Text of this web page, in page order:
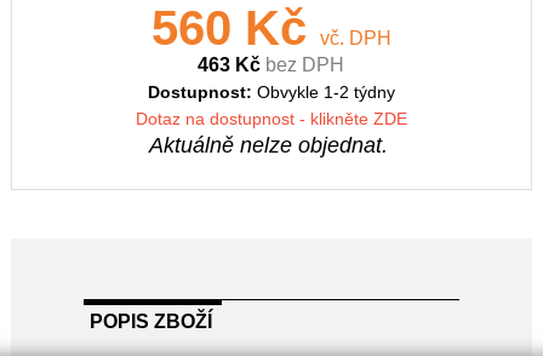
560 Kč
vč. DPH
463 Kč bez DPH
Dostupnost: Obvykle 1-2 týdny
Dotaz na dostupnost - klikněte ZDE
Aktuálně nelze objednat.
POPIS ZBOŽÍ